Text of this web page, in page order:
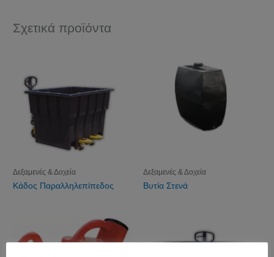
Σχετικά προϊόντα
Δεξαμενές & Δοχεία
Κάδος Παραλληλεπίπεδος
Δεξαμενές & Δοχεία
Βυτία Στενά